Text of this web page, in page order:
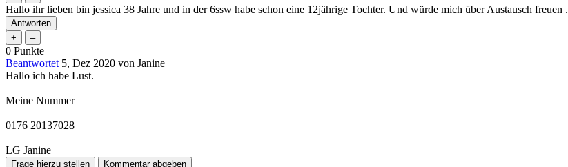
Hallo ihr lieben bin jessica 38 Jahre und in der 6ssw habe schon eine 12jährige Tochter. Und würde mich über Austausch freuen .
0 Punkte
Beantwortet 5, Dez 2020 von Janine
Hallo ich habe Lust.
Meine Nummer
0176 20137028
LG Janine